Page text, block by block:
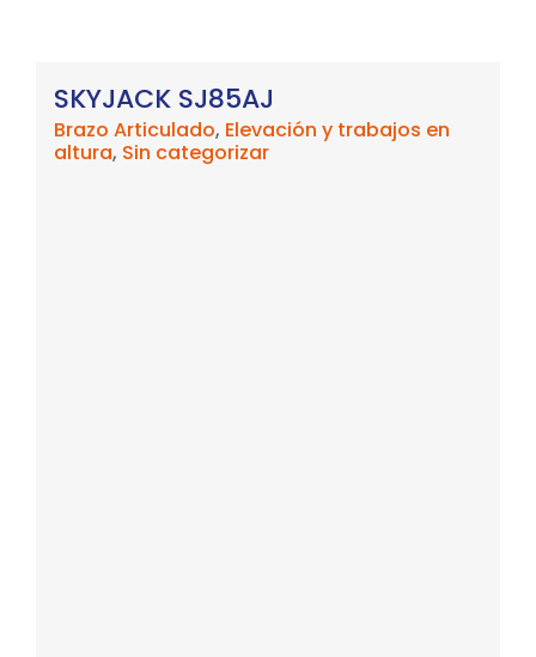
SKYJACK SJ85AJ
Brazo Articulado, Elevación y trabajos en
altura, Sin categorizar